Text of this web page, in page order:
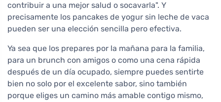
contribuir a una mejor salud o socavarla". Y
precisamente los pancakes de yogur sin leche de vaca
pueden ser una elección sencilla pero efectiva.
Ya sea que los prepares por la mañana para la familia,
para un brunch con amigos o como una cena rápida
después de un día ocupado, siempre puedes sentirte
bien no solo por el excelente sabor, sino también
porque eliges un camino más amable contigo mismo,